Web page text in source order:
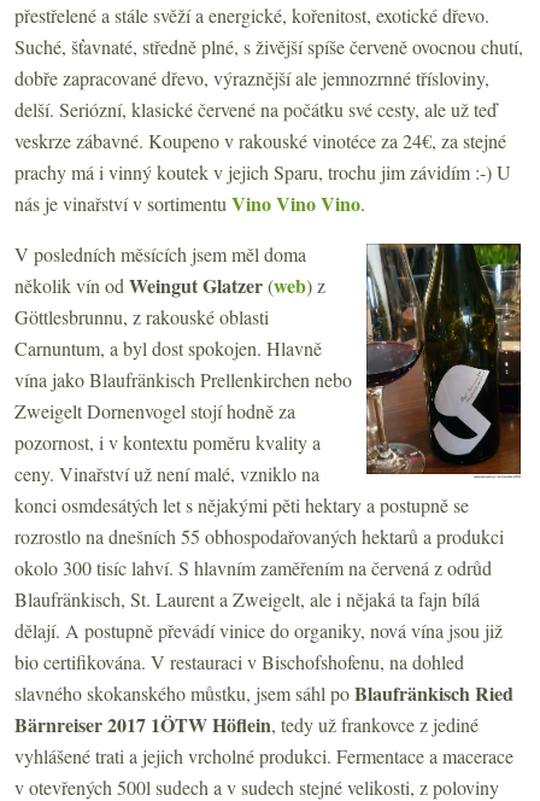
přestřelené a stále svěží a energické, kořenitost, exotické dřevo.
Suché, šťavnaté, středně plné, s živější spíše červeně ovocnou chutí,
dobře zapracované dřevo, výraznější ale jemnozrnné třísloviny,
delší. Seriózní, klasické červené na počátku své cesty, ale už teď
veskrze zábavné. Koupeno v rakouské vinotéce za 24€, za stejné
prachy má i vinný koutek v jejich Sparu, trochu jim závidím :-) U
nás je vinařství v sortimentu Vino Vino Vino.
V posledních měsících jsem měl doma
několik vín od Weingut Glatzer(web) z
Göttlesbrunnu, z rakouské oblasti
Carnuntum, a byl dost spokojen. Hlavně
vína jako Blaufränkisch Prellenkirchen nebo
Zweigelt Dornenvogel stojí hodně za
pozornost, i v kontextu poměru kvality a
ceny. Vinařství už není malé, vzniklo na
konci osmdesátých let s nějakými pěti hektary a postupně se
rozrostlo na dnešních 55 obhospodařovaných hektarů a produkci
okolo 300 tisíc lahví. S hlavním zaměřením na červená z odrůd
Blaufränkisch, St. Laurent a Zweigelt, ale i nějaká ta fajn bílá
dělají. A postupně převádí vinice do organiky, nová vína jsou již
bio certifikována. V restauraci v Bischofshofenu, na dohled
slavného skokanského můstku, jsem sáhl poBlaufränkisch Ried
Bärnreiser 2017 1ÖTW Höflein, tedy už frankovce z jediné
vyhlášené trati a jejich vrcholné produkci. Fermentace a macerace
v otevřených 500l sudech a v sudech stejné velikosti, z poloviny